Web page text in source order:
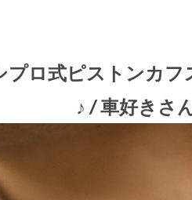
プロ式ピストンカ
♪ / 車好きさ